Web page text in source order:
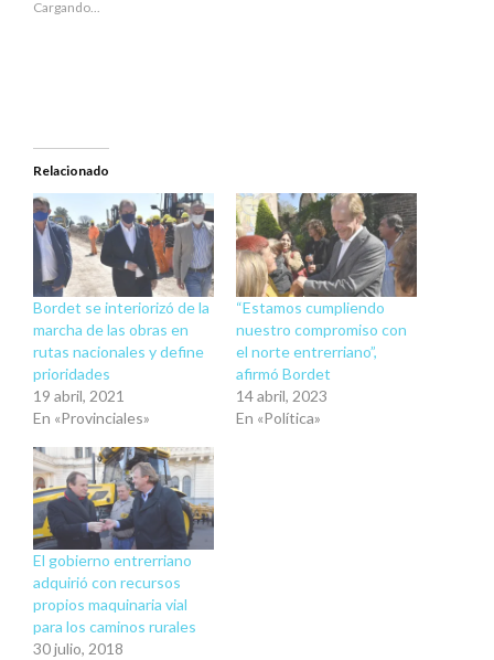
en
Cargando...
Relacionado
Bordet se interiorizó de la
marcha de las obras en
rutas nacionales y define
prioridades
19 abril, 2021
En «Provinciales»
“Estamos cumpliendo
nuestro compromiso con
el norte entrerriano”,
afirmó Bordet
14 abril, 2023
En «Política»
El gobierno entrerriano
adquirió con recursos
propios maquinaria vial
para los caminos rurales
30 julio, 2018